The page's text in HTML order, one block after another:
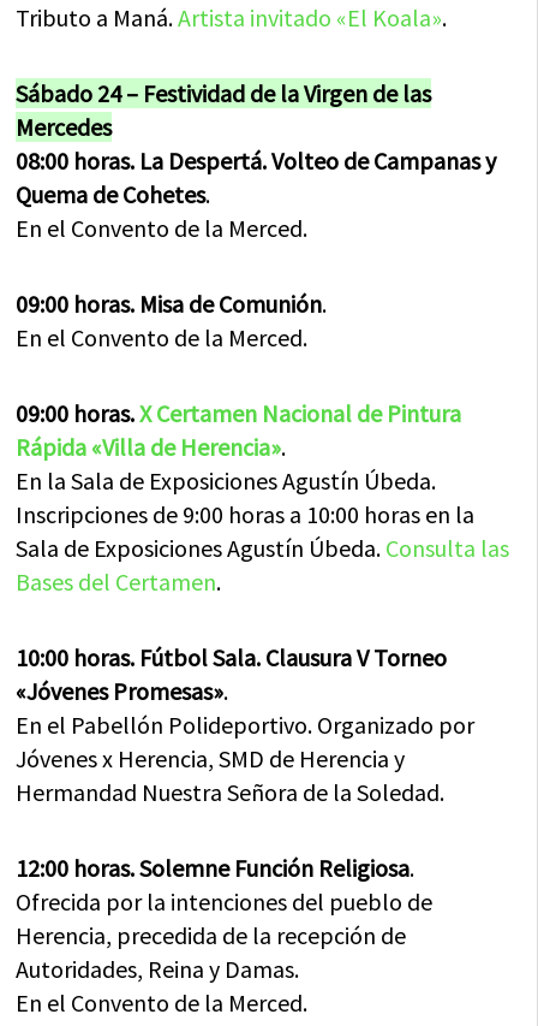
Tributo a Maná.Artista invitado «El Koala».
Sábado 24 – Festividad de la Virgen de las
Mercedes
08:00 horas. La Despertá. Volteo de Campanas y
Quema de Cohetes.
En el Convento de la Merced.
09:00 horas. Misa de Comunión.
En el Convento de la Merced.
09:00 horas.X Certamen Nacional de Pintura
Rápida «Villa de Herencia».
En la Sala de Exposiciones Agustín Úbeda.
Inscripciones de 9:00 horas a 10:00 horas en la
Sala de Exposiciones Agustín Úbeda. Consulta las
Bases del Certamen.
10:00 horas. Fútbol Sala. Clausura V Torneo
«Jóvenes Promesas».
En el Pabellón Polideportivo. Organizado por
Jóvenes x Herencia, SMD de Herencia y
Hermandad Nuestra Señora de la Soledad.
12:00 horas. Solemne Función Religiosa.
Ofrecida por la intenciones del pueblo de
Herencia, precedida de la recepción de
Autoridades, Reina y Damas.
En el Convento de la Merced.